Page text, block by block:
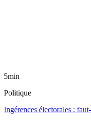
5min
Politique
Ingérences électorales :